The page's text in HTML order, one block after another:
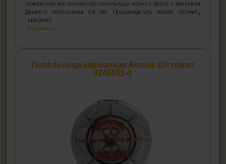
Компактная металлическая пепельница черного цвета с рисунком
Диаметр пепельницы 4.8 см. Производитель Atomic (Атомик,
Германия)
Подробнее...
Пепельница карманная Atomic Штурвал
0246011-4